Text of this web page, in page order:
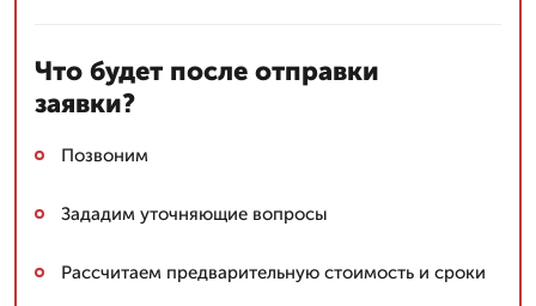
Что будет после отправки
заявки?
Позвоним
Зададим уточняющие вопросы
Рассчитаем предварительную стоимость и сроки